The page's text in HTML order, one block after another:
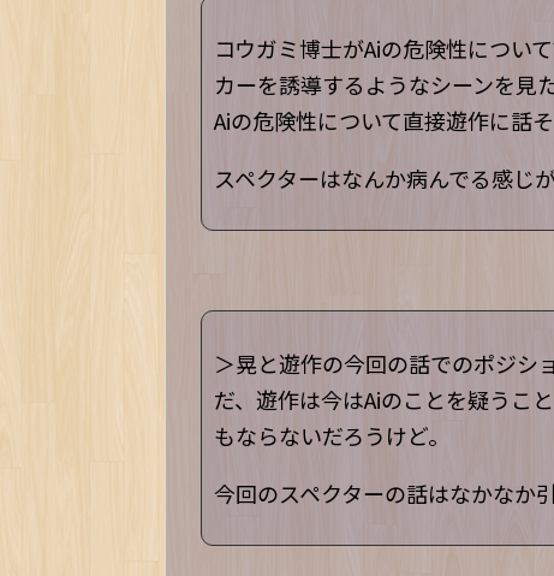
コウガミ博士がAiの危険性につい
カーを誘導するようなシーンを見
Aiの危険性について直接遊作に話
スペクターはなんか病んでる感じ
＞晃と遊作の今回の話でのポジシ
だ、遊作は今はAiのことを疑うこ
もならないだろうけど。
今回のスペクターの話はなかなか